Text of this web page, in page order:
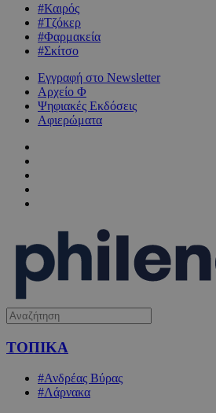
#Καιρός
#Τζόκερ
#Φαρμακεία
#Σκίτσο
Εγγραφή στο Newsletter
Αρχείο Φ
Ψηφιακές Εκδόσεις
Αφιερώματα
ΤΟΠΙΚΑ
#Ανδρέας Βύρας
#Λάρνακα